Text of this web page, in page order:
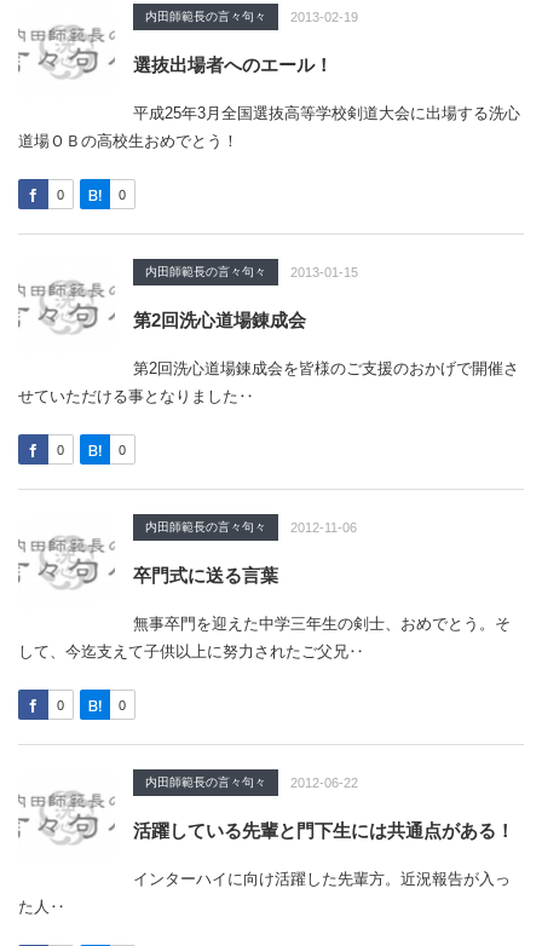
内田師範長の言々句々 2013-02-19
選抜出場者へのエール！
平成25年3月全国選抜高等学校剣道大会に出場する洗心
道場ＯＢの高校生おめでとう！
0 0
内田師範長の言々句々 2013-01-15
第2回洗心道場錬成会
第2回洗心道場錬成会を皆様のご支援のおかげで開催さ
せていただける事となりました‥
0 0
内田師範長の言々句々 2012-11-06
卒門式に送る言葉
無事卒門を迎えた中学三年生の剣士、おめでとう。そ
して、今迄支えて子供以上に努力されたご父兄‥
0 0
内田師範長の言々句々 2012-06-22
活躍している先輩と門下生には共通点がある！
インターハイに向け活躍した先輩方。近況報告が入っ
た人‥